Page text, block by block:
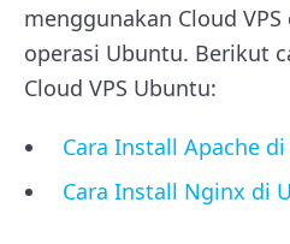
menggunakan Cloud
operasi Ubuntu. Berikut
Cloud VPS Ubuntu:
Cara Install Apache
Cara Install Nginx di